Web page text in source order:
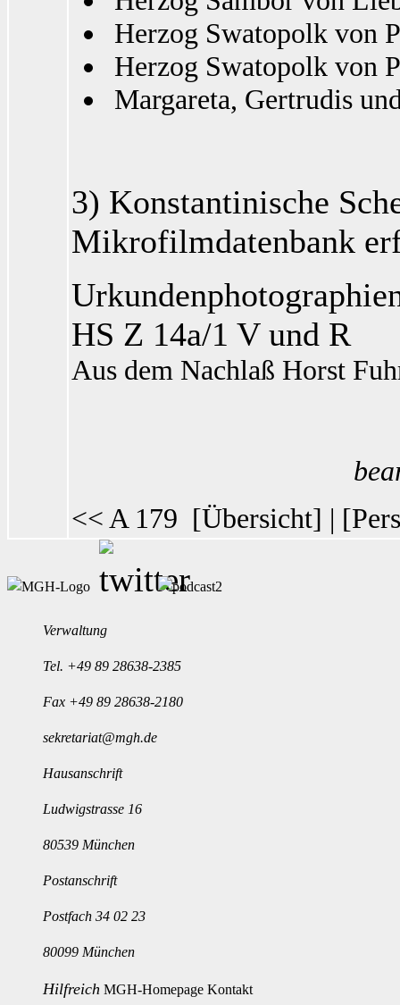
Herzog Swatopolk von
Herzog Swatopolk von
Margareta, Gertrudis
3) Konstantinische
Mikrofilmdatenbank
HS Z 14a/1 V und R
Aus dem Nachlaß Horst
<< A 179 [Übersicht] | [
Verwaltung
Tel. +49 89 28638-2385
Fax +49 89 28638-2180
sekretariat@mgh.de
Hausanschrift
Ludwigstrasse 16
80539 München
Postanschrift
Postfach 34 02 23
80099 München
Hilfreich MGH-Homepage Kontakt